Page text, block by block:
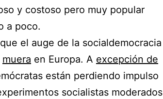
y costoso pero muy popular
a poco.
el auge de la socialdemocracia
muera en Europa. A excepción de
están perdiendo impulso
socialistas moderados